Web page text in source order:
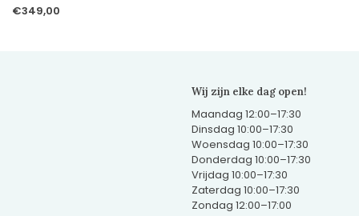
€349,00
Wij zijn elke dag open!
Maandag 12:00–17:30
Dinsdag 10:00–17:30
Woensdag 10:00–17:30
Donderdag 10:00–17:30
Vrijdag 10:00–17:30
Zaterdag 10:00–17:30
Zondag 12:00–17:00